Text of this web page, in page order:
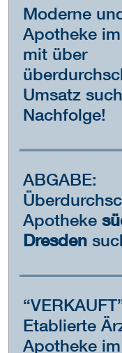
Moderne
Apotheke im
mit über
Umsatz
Nachfolge!
ABGABE:
Apotheke
Dresden
Etablierte
Apotheke im